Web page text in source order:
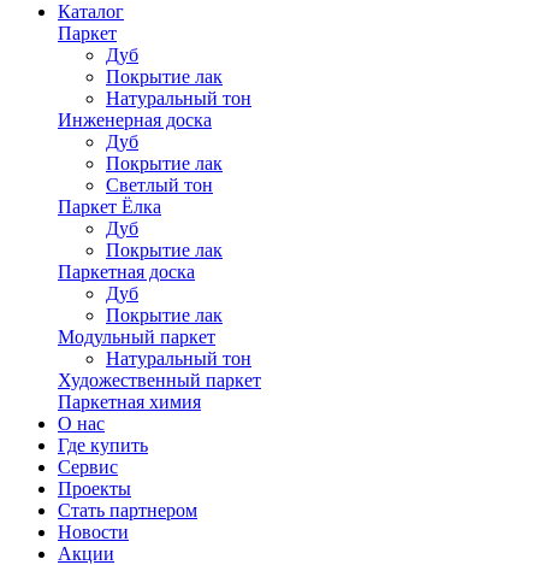
Каталог
Паркет
Дуб
Покрытие лак
Натуральный тон
Инженерная доска
Дуб
Покрытие лак
Светлый тон
Паркет Ёлка
Дуб
Покрытие лак
Паркетная доска
Дуб
Покрытие лак
Модульный паркет
Натуральный тон
Художественный паркет
Паркетная химия
О нас
Где купить
Сервис
Проекты
Стать партнером
Новости
Акции